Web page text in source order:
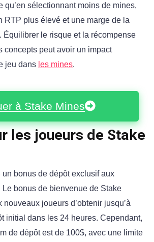
qu’en sélectionnant moins de mines,
RTP plus élevé et une marge de la
Équilibrer le risque et la récompense
concepts peut avoir un impact
jeu dans les mines.
à Stake Mines
les joueurs de Stake
un bonus de dépôt exclusif aux
Le bonus de bienvenue de Stake
joueurs d’obtenir jusqu’à
initial dans les 24 heures. Cependant,
de dépôt est de 100$, avec une limite